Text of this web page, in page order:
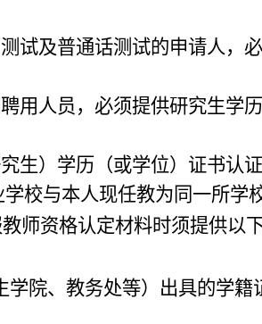
试及普通话测试的申请人，
用人员，必须提供研究生学
生）学历（或学位）证书认证
学校与本人现任教为同一所学
师资格认定材料时须提供以下
院、教务处等）出具的学籍